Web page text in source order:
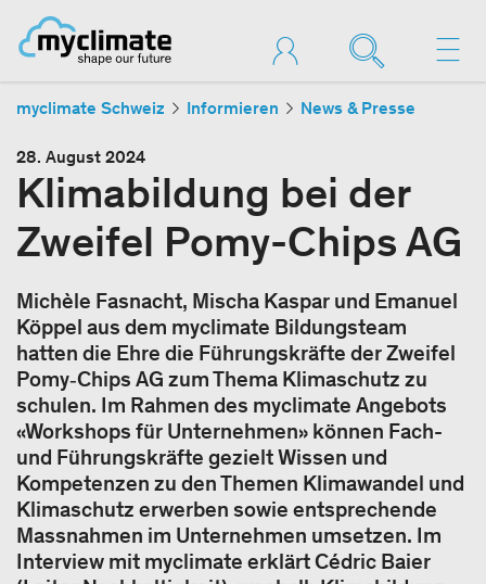
myclimate Schweiz Informieren News & Presse
28. August 2024
Klimabildung bei der
Zweifel Pomy-Chips AG
Michèle Fasnacht, Mischa Kaspar und Emanuel
Köppel aus dem myclimate Bildungsteam
hatten die Ehre die Führungskräfte der Zweifel
Pomy‑Chips AG zum Thema Klimaschutz zu
schulen. Im Rahmen des myclimate Angebots
«Workshops für Unternehmen» können Fach-
und Führungskräfte gezielt Wissen und
Kompetenzen zu den Themen Klimawandel und
Klimaschutz erwerben sowie entsprechende
Massnahmen im Unternehmen umsetzen. Im
Interview mit myclimate erklärt Cédric Baier